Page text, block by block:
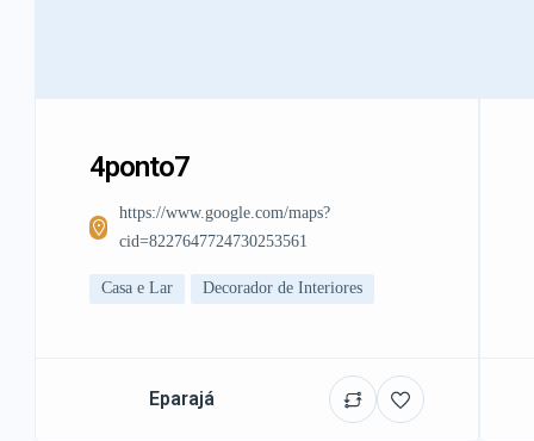
4ponto7
https://www.google.com/maps?
cid=8227647724730253561
Casa e Lar Decorador de Interiores
Eparajá